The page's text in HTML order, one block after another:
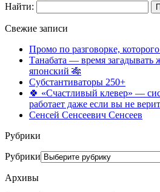
Найти:
Свежие записи
Промо по разговорке,
Танабата — время загадывать
японский 🎋
Субстантиваторы 250+
🍀 «Счастливый клевер» —
работает даже если вы не
Сенсей Сенсеевич Сенсеев
Рубрики
Рубрики
Архивы